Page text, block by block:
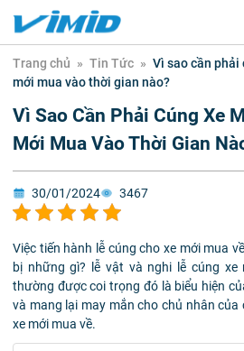
Trang chủ » Tin Tức » Vì sao cần phải
mới mua vào thời gian nào?
Vì Sao Cần Phải Cúng Xe
Mới Mua Vào Thời Gian
30/01/2024 3467
Việc tiến hành lễ cúng cho xe mới mua
bị những gì? lễ vật và nghi lễ cúng xe
thường được coi trọng đó là biểu hiện
và mang lại may mắn cho chủ nhân của
xe mới mua về.